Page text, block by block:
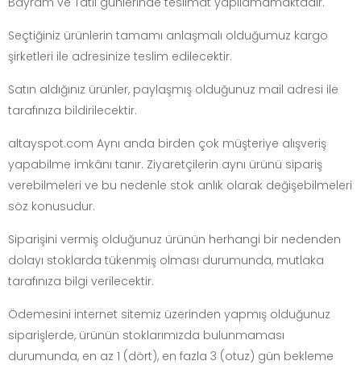
Seçtiğiniz ürünlerin tamamı anlaşmalı olduğumuz kargo
şirketleri ile adresinize teslim edilecektir.
Satın aldığınız ürünler, paylaşmış olduğunuz mail adresi ile
tarafınıza bildirilecektir.
altayspot.com Aynı anda birden çok müşteriye alışveriş
yapabilme imkânı tanır. Ziyaretçilerin aynı ürünü sipariş
verebilmeleri ve bu nedenle stok anlık olarak değişebilmeleri
söz konusudur.
Siparişini vermiş olduğunuz ürünün herhangi bir nedenden
dolayı stoklarda tükenmiş olması durumunda, mutlaka
tarafınıza bilgi verilecektir.
Ödemesini internet sitemiz üzerinden yapmış olduğunuz
siparişlerde, ürünün stoklarımızda bulunmaması
durumunda, en az 1 (dört), en fazla 3 (otuz) gün bekleme